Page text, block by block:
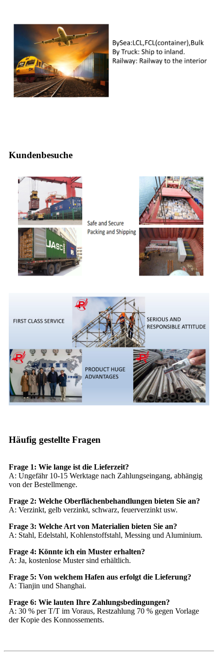
Kundenbesuche
Häufig gestellte Fragen
Frage 1: Wie lange ist die Lieferzeit?
A: Ungefähr 10-15 Werktage nach Zahlungseingang, abhängig
von der Bestellmenge.
Frage 2: Welche Oberflächenbehandlungen bieten Sie an?
A: Verzinkt, gelb verzinkt, schwarz, feuerverzinkt usw.
Frage 3: Welche Art von Materialien bieten Sie an?
A: Stahl, Edelstahl, Kohlenstoffstahl, Messing und Aluminium.
Frage 4: Könnte ich ein Muster erhalten?
A: Ja, kostenlose Muster sind erhältlich.
Frage 5: Von welchem ​​Hafen aus erfolgt die Lieferung?
A: Tianjin und Shanghai.
Frage 6: Wie lauten Ihre Zahlungsbedingungen?
A: 30 % per T/T im Voraus, Restzahlung 70 % gegen Vorlage
der Kopie des Konnossements.